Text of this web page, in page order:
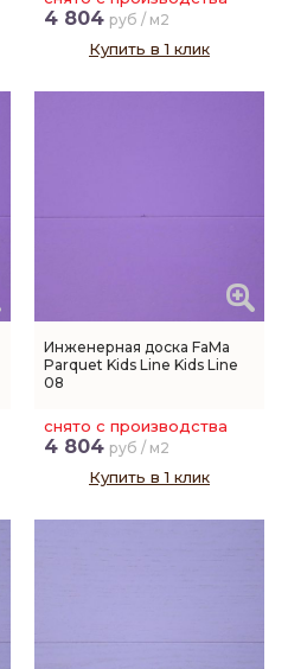
4 804 руб / м2
Купить в 1 клик
Инженерная доска FaMa
Parquet Kids Line Kids Line
08
снято с производства
4 804 руб / м2
Купить в 1 клик